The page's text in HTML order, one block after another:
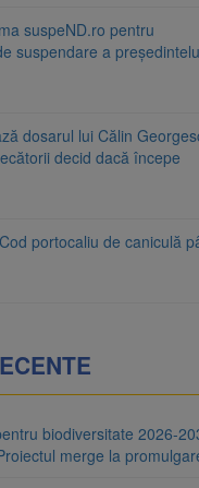
suspeND.ro pentru
suspendare a
dosarul lui Călin
decid dacă începe
portocaliu de caniculă
biodiversitate 2026-
merge la